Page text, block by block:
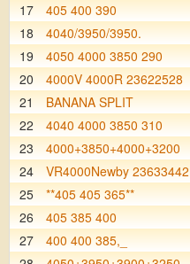
17
405 400 390
18
4040/3950/3950.
19
4050 4000 3850 290
20
4000V 4000R 23622528
21
BANANA SPLIT
22
4040 4000 3850 310
23
4000+3850+4000+3200
24
VR4000Newby 23633442
25
**405 405 365**
26
405 385 400
27
400 400 385,_